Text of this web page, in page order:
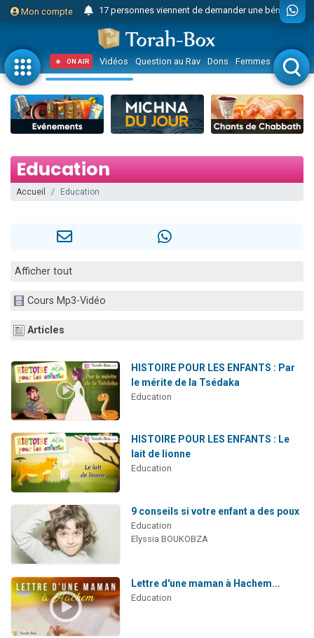
Mon compte
Il reste 49 places pour étudier en groupe sur Zoom
23 personnes viennent de faire un don pour Diane, 80 ans, dans un appartement insalubre
Eva vient de donner son Maasser
4 personnes viennent de nous rejoindre sur WhatsApp
3 personnes viennent de nous rejoindre sur WhatsApp
Odaya vient de donner son Maasser
3 personnes viennent de faire un don pour 5 jours de vacances aux Orphelins
30 personnes viennent de faire un don pour Sauvez la jambe de Yohan
8 personnes viennent de faire un don pour Tsédaka : pauvres d'Israel
ON AIR Vidéos Question au Rav Dons Femmes Enfants
Accueil Education
Afficher tout
Cours Mp3-Vidéo
Articles
HISTOIRE POUR LES ENFANTS : Par
le mérite de la Tsédaka
Education
HISTOIRE POUR LES ENFANTS : Le
lait de lionne
Education
9 conseils si votre enfant a des poux
Education
Elyssia BOUKOBZA
Lettre d'une maman à Hachem...
Education